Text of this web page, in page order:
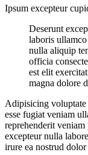
Ipsum excepteur
Deserunt
laboris
nulla aliquip
officia
est elit
magna dolore
Adipisicing voluptate
esse fugiat veniam
reprehenderit
excepteur nulla
irure ea nostrud dolor